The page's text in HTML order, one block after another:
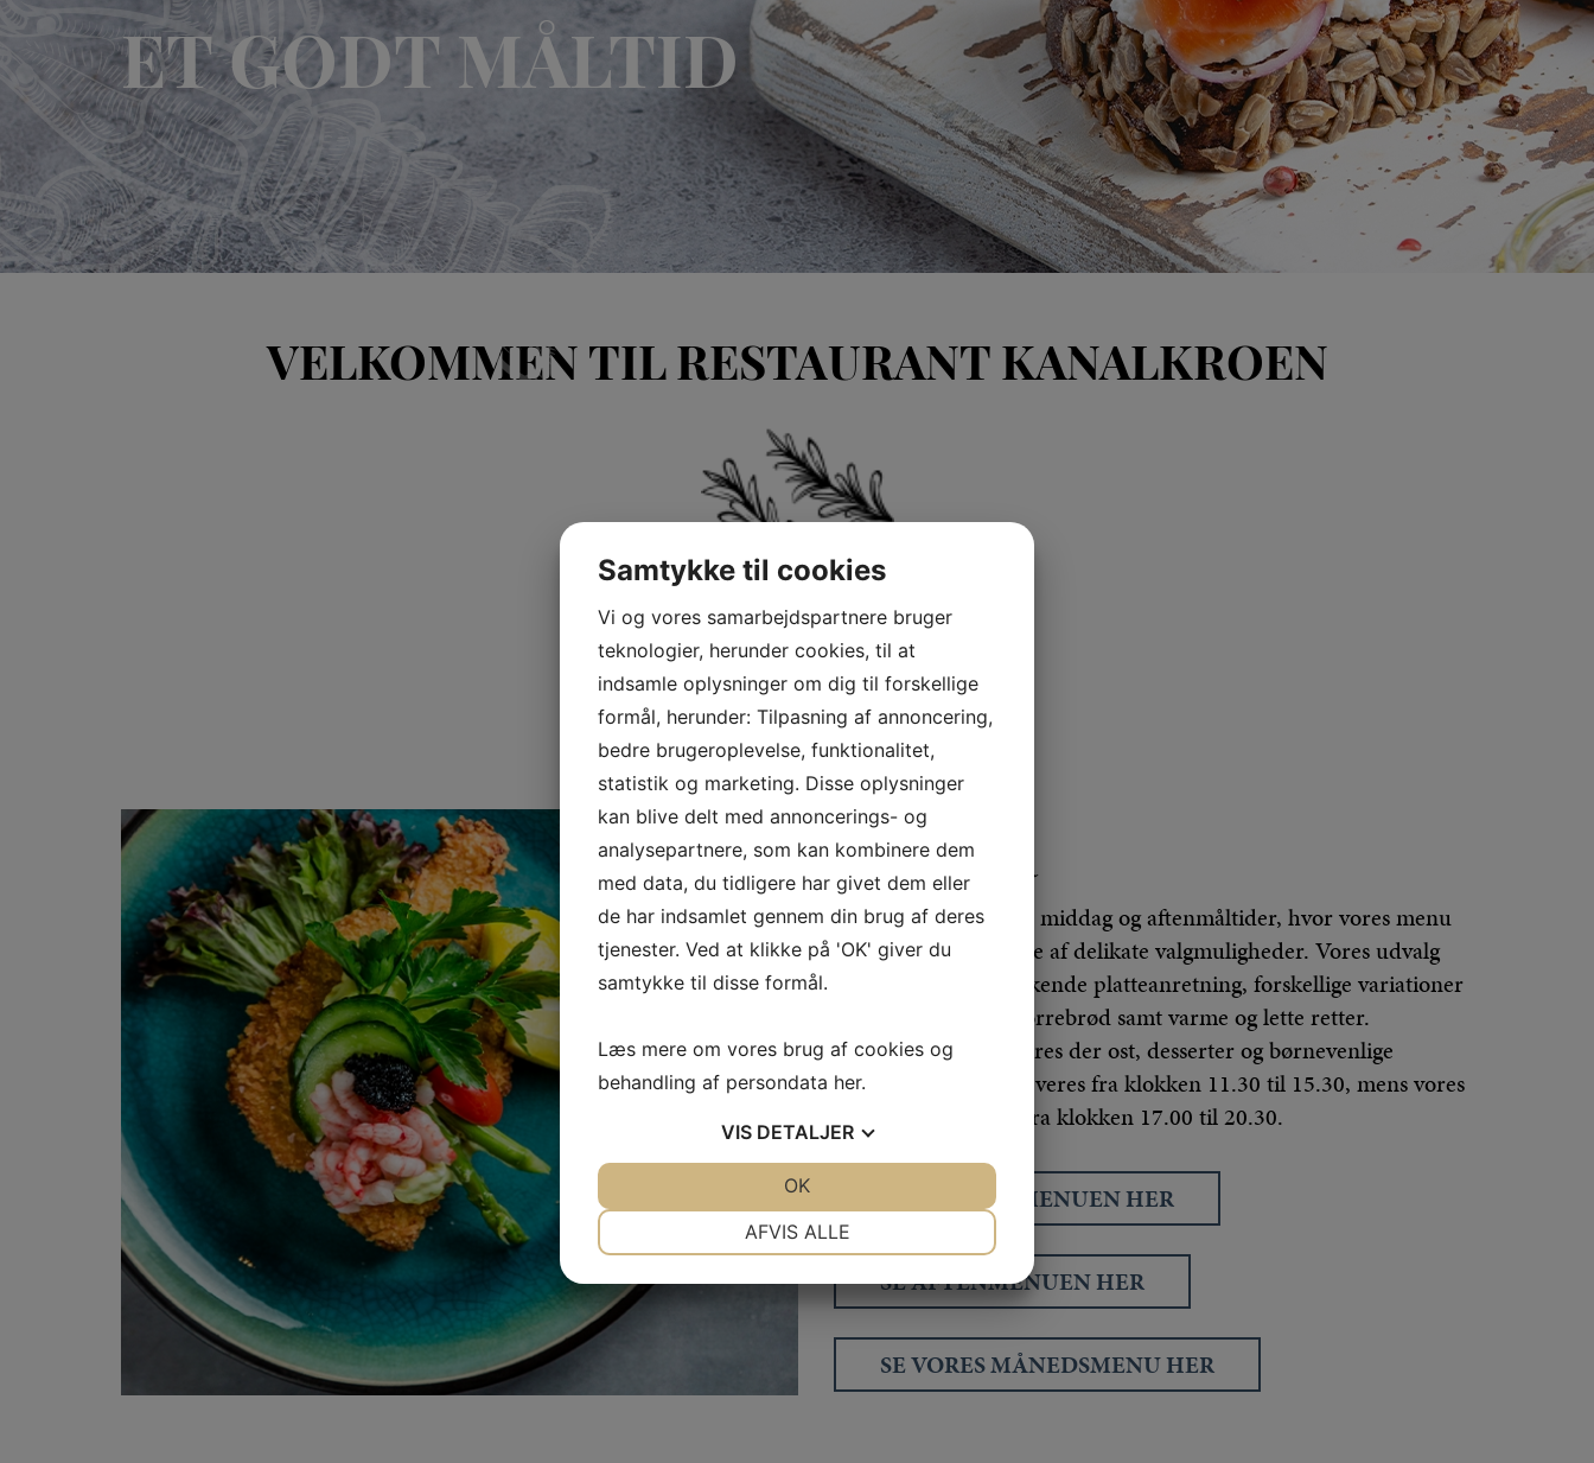
ET GODT MÅLTID
VELKOMMEN TIL RESTAURANT KANALKROEN
SE ÅBNINGSTIDER HER
MENUER
Besøg Kanalkroen til middag og aftenmåltider, hvor vores menu
udbyder en bred vifte af delikate valgmuligheder. Vores udvalg
omfatter appetitvækkende platteanretning, forskellige variationer
af sild, frisklavet smørrebrød samt varme og lette retter.
Derudover præsenteres der ost, desserter og børnevenlige
måltider. Frokost serveres fra klokken 11.30 til 15.30, mens vores
aftenmenu tilbydes fra klokken 17.00 til 20.30.
SE FROKOSTMENUEN HER
SE AFTENMENUEN HER
SE VORES MÅNEDSMENU HER
Samtykke til cookies
Vi og vores samarbejdspartnere bruger
teknologier, herunder cookies, til at
indsamle oplysninger om dig til forskellige
formål, herunder: Tilpasning af annoncering,
bedre brugeroplevelse, funktionalitet,
statistik og marketing. Disse oplysninger
kan blive delt med annoncerings- og
analysepartnere, som kan kombinere dem
med data, du tidligere har givet dem eller
de har indsamlet gennem din brug af deres
tjenester. Ved at klikke på 'OK' giver du
samtykke til disse formål.
Læs mere om vores brug af cookies og
behandling af persondata her.
VIS DETALJER
STATISTIK
AFVIS ALLE
OK